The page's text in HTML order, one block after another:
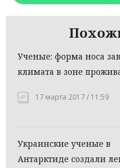
Ученые: форма носа
климата в зоне
17 марта 2017 / 11:59
Украинские ученые в
Антарктиде создали